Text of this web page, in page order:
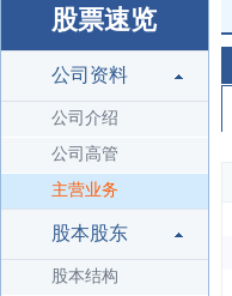
股票速览
公司资料
公司介绍
公司高管
主营业务
股本股东
股本结构